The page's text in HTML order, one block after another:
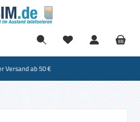
Du hast 0
Versand ab 50 €